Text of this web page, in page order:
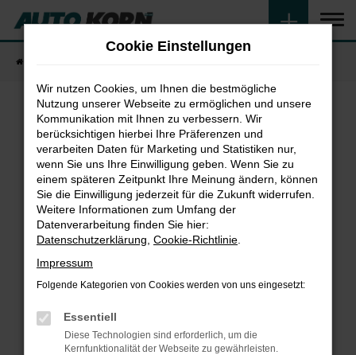
Zum
Hauptinhalt
Fehler: Network Error
Beim Laden ist ein Fehler aufgetreten.
Hier sind ein paar Tipps, die dir helfen können:
Überprüfe deine Firewall und deine
Internetverbindung.
Laden andere Webseiten, zum Beispiel deine
Suchmaschine?
Prüfe deine Browsererweiterungen.
können das Laden bestimmter Seiten
verhindern. Funktioniert die Seite in einem
Cookie Einstellungen
Wir nutzen Cookies, um Ihnen die bestmögliche
Nutzung unserer Webseite zu ermöglichen und unsere
Kommunikation mit Ihnen zu verbessern. Wir
berücksichtigen hierbei Ihre Präferenzen und
verarbeiten Daten für Marketing und Statistiken nur,
wenn Sie uns Ihre Einwilligung geben. Wenn Sie zu
einem späteren Zeitpunkt Ihre Meinung ändern, können
Sie die Einwilligung jederzeit für die Zukunft widerrufen.
Weitere Informationen zum Umfang der
Datenverarbeitung finden Sie hier:
Datenschutzerklärung Cookie-Richtlinie
Impressum
Folgende Kategorien von Cookies werden von uns eingesetzt:
Essentiell
Diese Technologien sind erforderlich, um die
Kernfunktionalität der Webseite zu gewährleisten.